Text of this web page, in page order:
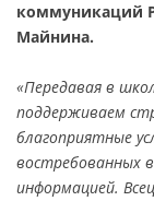
коммуникаций
Майнина.
«Передавая в
поддерживаем
благоприятные
востребованных
информацией.